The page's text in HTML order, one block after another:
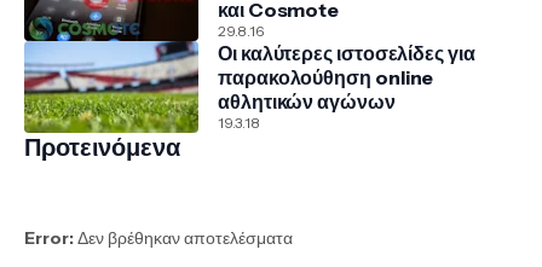
και Cosmote
29.8.16
Οι καλύτερες ιστοσελίδες για
παρακολούθηση online
αθλητικών αγώνων
19.3.18
Προτεινόμενα
Error:Δεν βρέθηκαν αποτελέσματα